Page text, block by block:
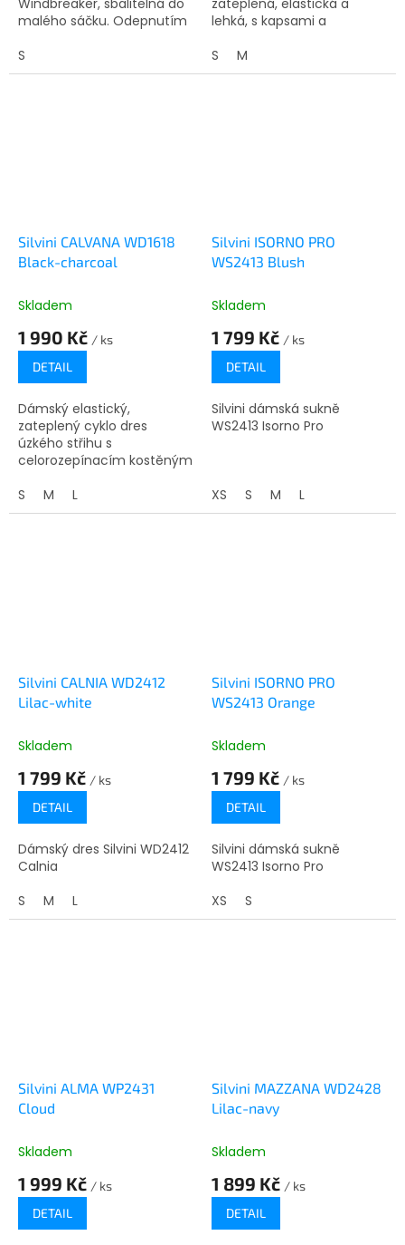
malého sáčku. Odepnutím
kapuci lze složit do límce.
Má tři zipové kapsy,
S
lehká, s kapsami a
pohybu a bezpečnost.
S M
Silvini CALVANA WD1618
Black-charcoal
Skladem
1 990 Kč / ks
DETAIL
Dámský elastický,
zateplený cyklo dres
úzkého střihu s
celorozepínacím kostěným
materiálu Powertherm,
počesaného na vnitřní
S M L
Silvini ISORNO PRO
WS2413 Blush
Skladem
1 799 Kč / ks
DETAIL
Silvini dámská sukně
WS2413 Isorno Pro
XS S M L
Silvini CALNIA WD2412
Lilac-white
Skladem
1 799 Kč / ks
DETAIL
Dámský dres Silvini WD2412
Calnia
S
M L
Silvini ISORNO PRO
WS2413 Orange
Skladem
1 799 Kč / ks
DETAIL
Silvini dámská sukně
WS2413 Isorno Pro
XS
S
Silvini ALMA WP2431
Cloud
Skladem
1 999 Kč / ks
DETAIL
Silvini MAZZANA WD2428
Lilac-navy
Skladem
1 899 Kč / ks
DETAIL